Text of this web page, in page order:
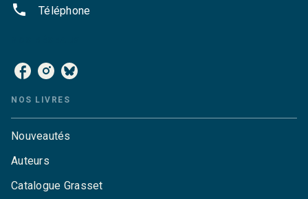
phone Téléphone
NOS LIVRES
Nouveautés
Auteurs
Catalogue Grasset